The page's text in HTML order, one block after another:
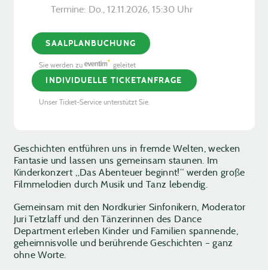
Geschichten entführen uns in fremde Welten, wecken
Fantasie und lassen uns gemeinsam staunen. Im
Kinderkonzert „Das Abenteuer beginnt!“ werden große
Filmmelodien durch Musik und Tanz lebendig.
Gemeinsam mit den Nordkurier Sinfonikern, Moderator
Juri Tetzlaff und den Tänzerinnen des Dance
Department erleben Kinder und Familien spannende,
geheimnisvolle und berührende Geschichten – ganz
ohne Worte.
Termine: Do., 12.11.2026, ­15:30 Uhr
SAALPLANBUCHUNG
Sie werden zu geleitet
INDIVIDUELLE TICKETANFRAGE
Unser Ticket-Service unterstützt Sie.